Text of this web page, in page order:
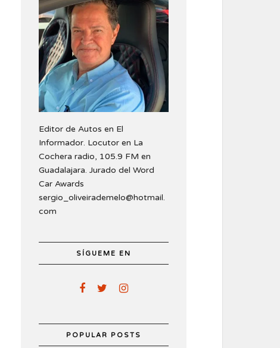
Editor de Autos en El
Informador. Locutor en La
Cochera radio, 105.9 FM en
Guadalajara. Jurado del Word
Car Awards
sergio_oliveirademelo@hotmail.
com
SÍGUEME EN
POPULAR POSTS